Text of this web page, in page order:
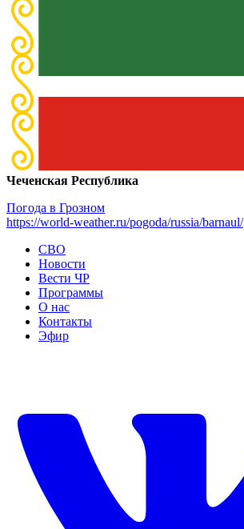
Чеченская Республика
Погода в Грозном
https://world-weather.ru/pogoda/russia/barnaul/
СВО
Новости
Вести ЧР
Программы
О нас
Контакты
Эфир